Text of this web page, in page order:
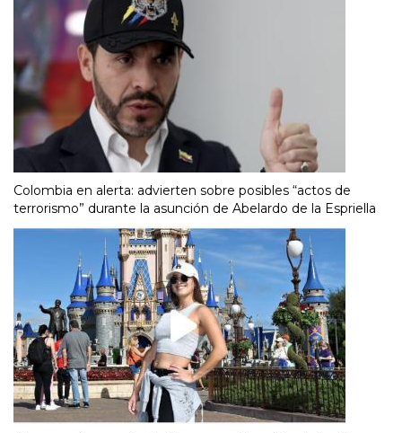
Colombia en alerta: advierten sobre posibles “actos de
terrorismo” durante la asunción de Abelardo de la Espriella